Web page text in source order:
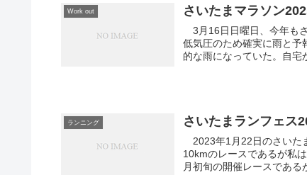
Work out さいたまマラソン
3月16日日曜日、今年も
低気圧のため確実に雨と予
的な雨になっていた。自宅
ランニング さいたまランフェス
2023年1月22日のさいた
10kmのレースであるが私
月初旬の開催レースである